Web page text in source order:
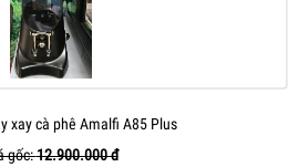
xay cà phê Amalfi A85 Plus
gốc:12.900.000 đ